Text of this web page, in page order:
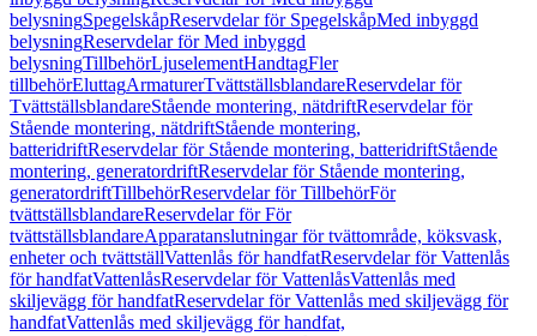
belysningSpegelskåpReservdelar för SpegelskåpMed inbyggd
belysningReservdelar för Med inbyggd
belysningTillbehörLjuselementHandtagFler
tillbehörEluttagArmaturerTvättställsblandareReservdelar för
TvättställsblandareStående montering, nätdriftReservdelar för
Stående montering, nätdriftStående montering,
batteridriftReservdelar för Stående montering, batteridriftStående
montering, generatordriftReservdelar för Stående montering,
generatordriftTillbehörReservdelar för TillbehörFör
tvättställsblandareReservdelar för För
tvättställsblandareApparatanslutningar för tvättområde, köksvask,
enheter och tvättställVattenlås för handfatReservdelar för Vattenlås
för handfatVattenlåsReservdelar för VattenlåsVattenlås med
skiljevägg för handfatReservdelar för Vattenlås med skiljevägg för
handfatVattenlås med skiljevägg för handfat,